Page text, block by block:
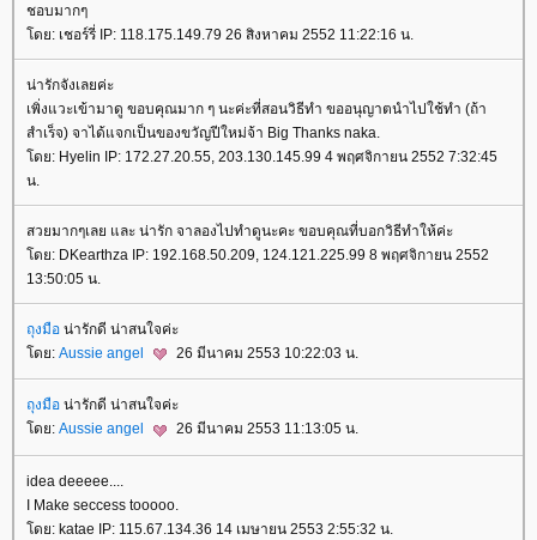
ชอบมากๆ
โดย: เชอร์รี่ IP: 118.175.149.79 26 สิงหาคม 2552 11:22:16 น.
น่ารักจังเลยค่ะ
เพิ่งแวะเข้ามาดู ขอบคุณมาก ๆ นะค่ะที่สอนวิธีทำ ขออนุญาตนำไปใช้ทำ (ถ้า
สำเร็จ) จาได้แจกเป็นของขวัญปีใหม่จ้า Big Thanks naka.
โดย: Hyelin IP: 172.27.20.55, 203.130.145.99 4 พฤศจิกายน 2552 7:32:45
น.
สวยมากๆเลย และ น่ารัก จาลองไปทำดูนะคะ ขอบคุณที่บอกวิธีทำให้ค่ะ
โดย: DKearthza IP: 192.168.50.209, 124.121.225.99 8 พฤศจิกายน 2552
13:50:05 น.
ถุงมือ น่ารักดี น่าสนใจค่ะ
โดย: Aussie angel 26 มีนาคม 2553 10:22:03 น.
ถุงมือ น่ารักดี น่าสนใจค่ะ
โดย: Aussie angel 26 มีนาคม 2553 11:13:05 น.
idea deeeee....
I Make seccess tooooo.
โดย: katae IP: 115.67.134.36 14 เมษายน 2553 2:55:32 น.